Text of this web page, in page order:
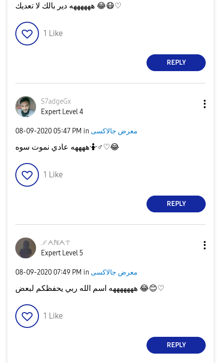
😂😷♡
1 Like
REPLY
S7adgeGx
Expert Level 4
‎08-09-2020 05:47 PM in معرض جالاكسى
ههههه عادي نموت سوه🤷‍♂️♡😂
1 Like
REPLY
ℐᗅℕᗅᝨ
Expert Level 5
‎08-09-2020 07:49 PM in معرض جالاكسى
😂😊♡
1 Like
REPLY